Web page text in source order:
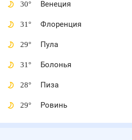
30° Венеция
31° Флоренция
29° Пула
31° Болонья
28° Пиза
29° Ровинь